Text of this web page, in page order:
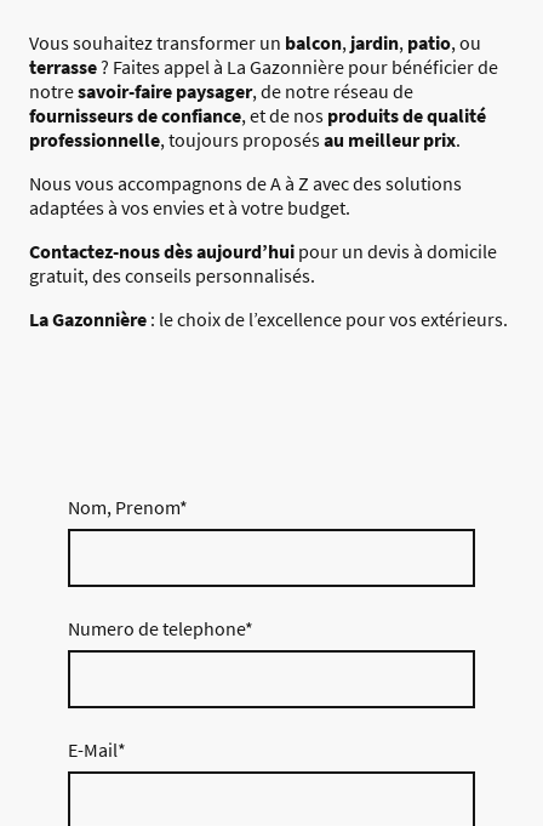
Vous souhaitez transformer un balcon, jardin, patio, ou
terrasse? Faites appel à La Gazonnière pour bénéficier de
notresavoir-faire paysager, de notre réseau de
fournisseurs de confiance, et de nos produits de qualité
professionnelle, toujours proposésau meilleur prix.
Nous vous accompagnons de A à Z avec des solutions
adaptées à vos envies et à votre budget.
Contactez-nous dès aujourd’hui pour un devis à domicile
gratuit, des conseils personnalisés.
La Gazonnière : le choix de l’excellence pour vos extérieurs.
Nom, Prenom*
Numero de telephone*
E-Mail*